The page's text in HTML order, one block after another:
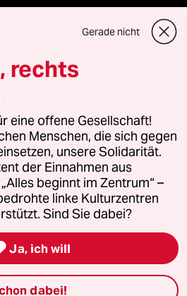
GmbH
Fragen oder für Genehmigungen
Kommune-Richtlinien
Impressum AGB
widerrufen (Ads)
Gerade nicht
rechts
eine offene Gesellschaft!
Menschen, die sich gegen
unsere Solidarität.
der Einnahmen aus
beginnt im Zentrum“ –
linke Kulturzentren
Sind Sie dabei?
Ja, ich will
dabei!